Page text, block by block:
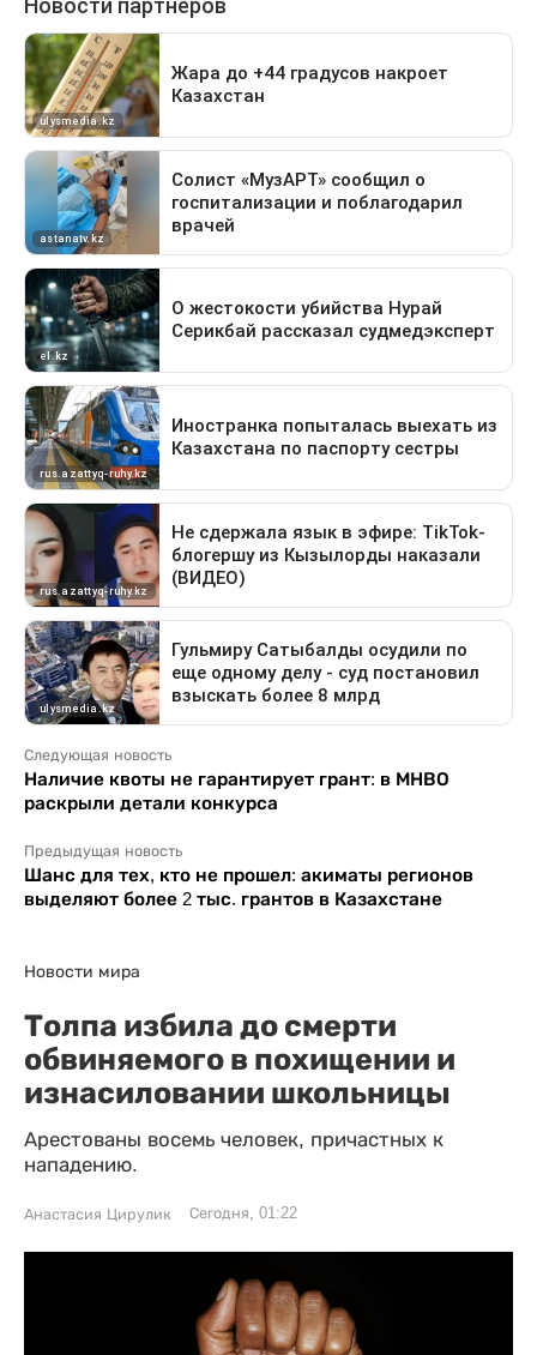
Следующая новость
Наличие квоты не гарантирует грант: в МНВО
раскрыли детали конкурса
Предыдущая новость
Шанс для тех, кто не прошел: акиматы регионов
выделяют более 2 тыс. грантов в Казахстане
Новости мира
Толпа избила до смерти
обвиняемого в похищении и
изнасиловании школьницы
Арестованы восемь человек, причастных к
нападению.
Анастасия Цирулик Сегодня, 01:22